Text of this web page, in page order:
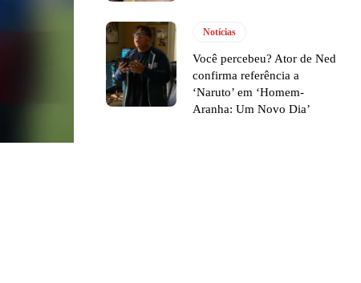
Notícias
Você percebeu? Ator de Ned
confirma referência a
‘Naruto’ em ‘Homem-
Aranha: Um Novo Dia’